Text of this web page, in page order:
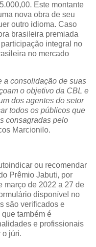
Este montante
nova obra de seu
outro idioma. Caso
brasileira premiada
integral no
no mercado
a consolidação de suas
o objetivo da CBL e
dos agentes do setor
todos os públicos que
consagradas pelo
Marcionilo.
ou recomendar
Prêmio Jabuti, por
março de 2022 a 27 de
disponível no
são verificados e
também é
e profissionais
o júri.